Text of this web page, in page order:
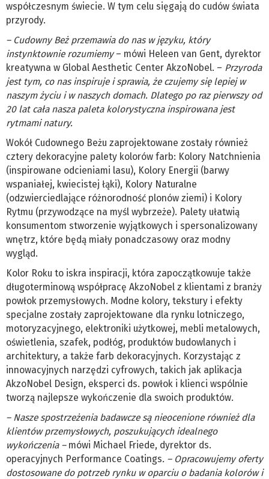
współczesnym świecie. W tym celu sięgają do cudów świata
przyrody.
– Cudowny Beż przemawia do nas w języku, który
instynktownie rozumiemy– mówi Heleen van Gent, dyrektor
kreatywna w Global Aesthetic Center AkzoNobel. – Przyroda
jest tym, co nas inspiruje i sprawia, że czujemy się lepiej w
naszym życiu i w naszych domach. Dlatego po raz pierwszy od
20 lat cała nasza paleta kolorystyczna inspirowana jest
rytmami natury.
Wokół Cudownego Beżu zaprojektowane zostały również
cztery dekoracyjne palety kolorów farb: Kolory Natchnienia
(inspirowane odcieniami lasu), Kolory Energii (barwy
wspaniałej, kwiecistej łąki), Kolory Naturalne
(odzwierciedlające różnorodność plonów ziemi) i Kolory
Rytmu (przywodzące na myśl wybrzeże). Palety ułatwią
konsumentom stworzenie wyjątkowych i spersonalizowany
wnętrz, które będą miały ponadczasowy oraz modny
wygląd.
Kolor Roku to iskra inspiracji, która zapoczątkowuje także
długoterminową współpracę AkzoNobel z klientami z branży
powłok przemysłowych. Modne kolory, tekstury i efekty
specjalne zostały zaprojektowane dla rynku lotniczego,
motoryzacyjnego, elektroniki użytkowej, mebli metalowych,
oświetlenia, szafek, podłóg, produktów budowlanych i
architektury, a także farb dekoracyjnych. Korzystając z
innowacyjnych narzędzi cyfrowych, takich jak aplikacja
AkzoNobel Design, eksperci ds. powłok i klienci wspólnie
tworzą najlepsze wykończenie dla swoich produktów.
– Nasze spostrzeżenia badawcze są nieocenione również dla
klientów przemysłowych, poszukujących idealnego
wykończenia –mówi Michael Friede, dyrektor ds.
operacyjnych Performance Coatings. – Opracowujemy oferty
dostosowane do potrzeb rynku w oparciu o badania kolorów i